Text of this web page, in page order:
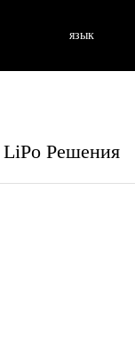
язык
LiPo Решения